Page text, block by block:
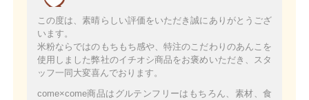
この度は、素晴らしい評価をいただき誠にありがとうござ
います。
米粉ならではのもちもち感や、特注のこだわりのあんこを
使用しました弊社のイチオシ商品をお褒めいただき、スタ
ッフ一同大変喜んでおります。
come×come商品はグルテンフリーはもちろん、素材、食